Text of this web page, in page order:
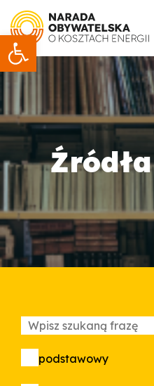
Otwórz
podstawowy